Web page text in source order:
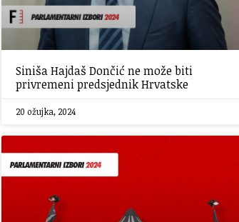
Siniša Hajdaš Dončić ne može biti
privremeni predsjednik Hrvatske
20 ožujka, 2024